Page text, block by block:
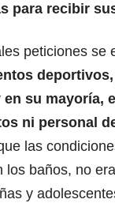
para recibir
peticiones se
deportivos,
su mayoría,
ni personal
las
los baños, no
y